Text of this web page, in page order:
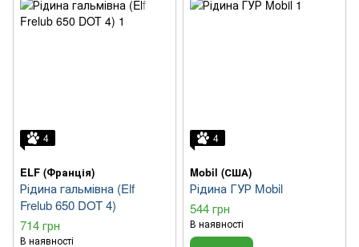
4
ELF (Франція)
Рідина гальмівна (Elf
Frelub 650 DOT 4)
714 грн
В наявності
4
Mobil (США)
Рідина ГУР Mobil
544 грн
В наявності